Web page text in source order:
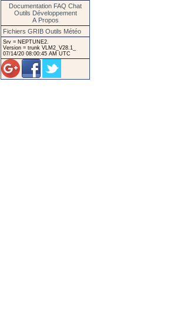
Documentation FAQ Chat
Outils Développement
A Propos
Fichiers GRIB Outils Météo
Srv = NEPTUNE2.
Version = trunk VLM2_V28.1_
07/14/20 08:00:45 AM UTC